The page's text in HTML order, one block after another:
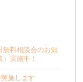
無料相談会のお知
実施中！
実施します